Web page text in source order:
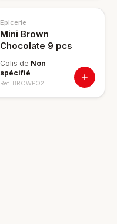
Épicerie
Mini Brown
Chocolate 9 pcs
Colis de Non
spécifié
Ref. BROWPO2